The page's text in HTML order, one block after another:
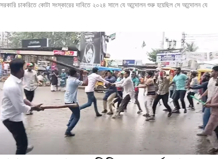
সরকারি চাকরিতে কোটা সংস্কারের দাবিতে ২০২৪ সালে যে আন্দোলন শুরু হয়েছিল সে আন্দোলন যে